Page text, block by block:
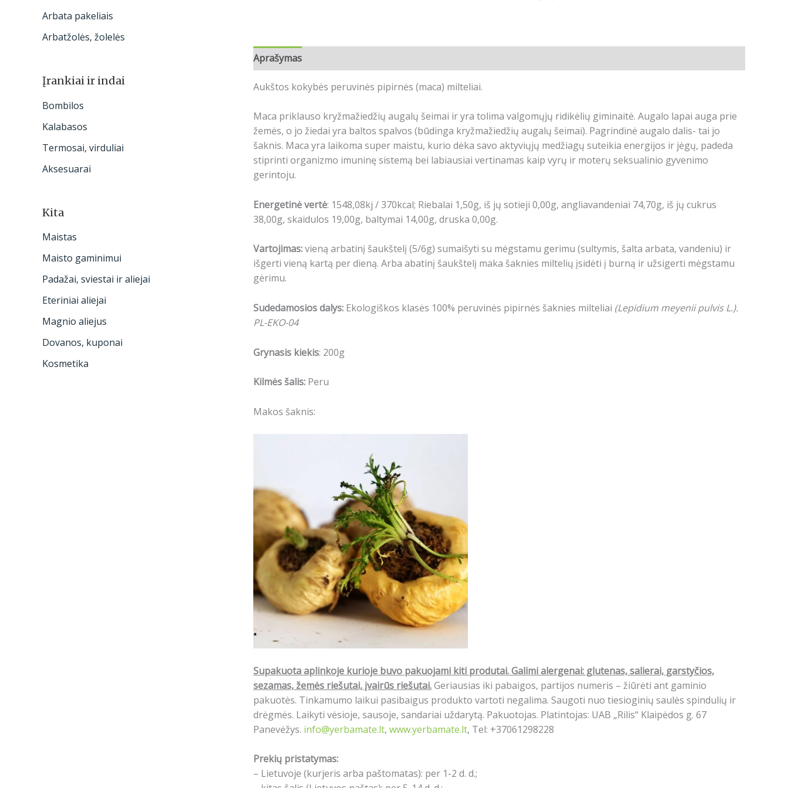
Arbata pakeliais
Arbatžolės, žolelės
Įrankiai ir indai
Bombilos
Kalabasos
Termosai, virduliai
Aksesuarai
Kita
Maistas
Maisto gaminimui
Padažai, sviestai ir aliejai
Eteriniai aliejai
Magnio aliejus
Dovanos, kuponai
Kosmetika
Aprašymas
Aukštos kokybės peruvinės pipirnės (maca) milteliai.
Maca priklauso kryžmažiedžių augalų šeimai ir yra tolima valgomųjų ridikėlių giminaitė. Augalo lapai auga prie
žemės, o jo žiedai yra baltos spalvos (būdinga kryžmažiedžių augalų šeimai). Pagrindinė augalo dalis- tai jo
šaknis. Maca yra laikoma super maistu, kurio dėka savo aktyviųjų medžiagų suteikia energijos ir jėgų, padeda
stiprinti organizmo imuninę sistemą bei labiausiai vertinamas kaip vyrų ir moterų seksualinio gyvenimo
gerintoju.
Energetinė vertė: 1548,08kj / 370kcal; Riebalai 1,50g, iš jų sotieji 0,00g, angliavandeniai 74,70g, iš jų cukrus
38,00g, skaidulos 19,00g, baltymai 14,00g, druska 0,00g.
Vartojimas:vieną arbatinį šaukštelį (5/6g) sumaišyti su mėgstamu gerimu (sultymis, šalta arbata, vandeniu) ir
išgerti vieną kartą per dieną. Arba abatinį šaukštelį maka šaknies miltelių įsidėti į burną ir užsigerti mėgstamu
gėrimu.
Sudedamosios dalys: Ekologiškos klasės 100% peruvinės pipirnės šaknies milteliai (Lepidium meyenii pulvis L.).
PL-EKO-04
Grynasis kiekis: 200g
Kilmės šalis: Peru
Makos šaknis:
Supakuota aplinkoje kurioje buvo pakuojami kiti produtai.Galimi alergenai: glutenas, salierai, garstyčios,
sezamas, žemės riešutai, įvairūs riešutai.Geriausias iki pabaigos, partijos numeris – žiūrėti ant gaminio
pakuotės. Tinkamumo laikui pasibaigus produkto vartoti negalima. Saugoti nuo tiesioginių saulės spindulių ir
drėgmės. Laikyti vėsioje, sausoje, sandariai uždarytą. Pakuotojas. Platintojas: UAB „Rilis“ Klaipėdos g. 67
Panevėžys. info@yerbamate.lt, www.yerbamate.lt, Tel: +37061298228
Prekių pristatymas:
– Lietuvoje (kurjeris arba paštomatas): per 1-2 d. d.;